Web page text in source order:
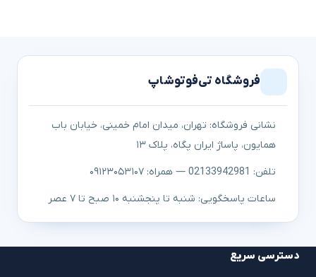
فروشگاه تی‌فوتوشاپ
نشانی فروشگاه: تهران، میدان امام خمینی، خیابان باب
همایون، پاساژ ایران پگاه، پلاک ۱۳
تلفن: 02133942981 — همراه: ۰۹۱۲۳۰۵۳۱۰۷
ساعات پاسخگویی: شنبه تا پنجشنبه ۱۰ صبح تا ۷ عصر
دسترسی سریع